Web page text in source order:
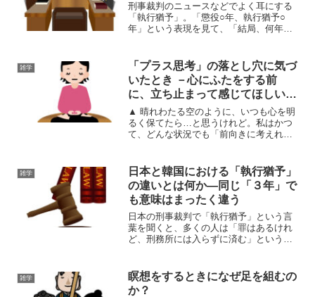
刑事裁判のニュースなどでよく耳にする
「執行猶予」。「懲役○年、執行猶予○
年」という表現を見て、「結局、何年以
う。結論から言えば、日本では原則とし
て「懲役３年以下」の場合に...
雑学
「プラス思考」の落とし穴に気づ
いたとき －心にふたをする前
に、立ち止まって感じてほしいこ
と
▲ 晴れわたる空のように、いつも心を明
るく保てたら…と思うけれど。私はかつ
て、どんな状況でも「前向きに考えれば
り越えられるからこそ与えられた試練
だ」と自分に言い聞かせ、...
雑学
日本と韓国における「執行猶予」
の違いとは何か―同じ「３年」で
も意味はまったく違う
日本の刑事裁判で「執行猶予」という言
葉を聞くと、多くの人は「罪はあるけれ
ど、刑務所には入らずに済む」というイ
能性があります。では、お隣の韓国では
どうなのでしょうか。実は...
雑学
瞑想をするときになぜ足を組むの
か？